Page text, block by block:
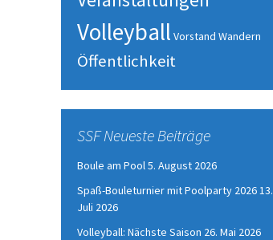
Volleyball Vorstand Wandern
Öffentlichkeit
SSF Neueste Beiträge
Boule am Pool5. August 2026
Spaß-Bouleturnier mit Poolparty 202613.
Juli 2026
Volleyball: Nächste Saison 26. Mai 2026